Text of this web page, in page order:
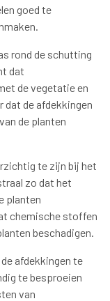
goed te
rond de schutting
dat
de vegetatie en
dat de afdekkingen
de planten
te zijn bij het
zo dat het
planten
chemische stoffen
beschadigen.
afdekkingen te
te besproeien
van